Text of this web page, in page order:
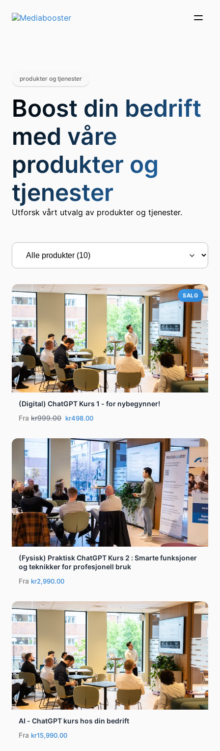
Skip To Main Content
produkter og tjenester
Boost din bedrift
med våre
produkter og
tjenester
Utforsk vårt utvalg av produkter og tjenester.
SALG
(Digital) ChatGPT Kurs 1 - for nybegynner!
Fra kr999.00 kr498.00
(Fysisk) Praktisk ChatGPT Kurs 2 : Smarte funksjoner
og teknikker for profesjonell bruk
Fra kr2,990.00
AI - ChatGPT kurs hos din bedrift
Fra kr15,990.00